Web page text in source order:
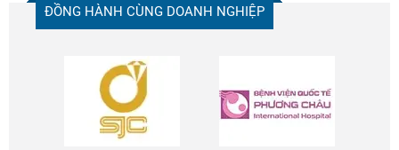
ĐỒNG HÀNH CÙNG DOANH NGHIỆP